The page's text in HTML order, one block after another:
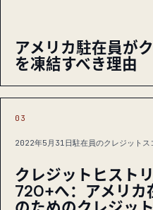
アメリカ駐在員が
を凍結すべき理由
03
2022年5月31日駐在員のクレジットス
クレジットヒスト
720+へ：アメリカ